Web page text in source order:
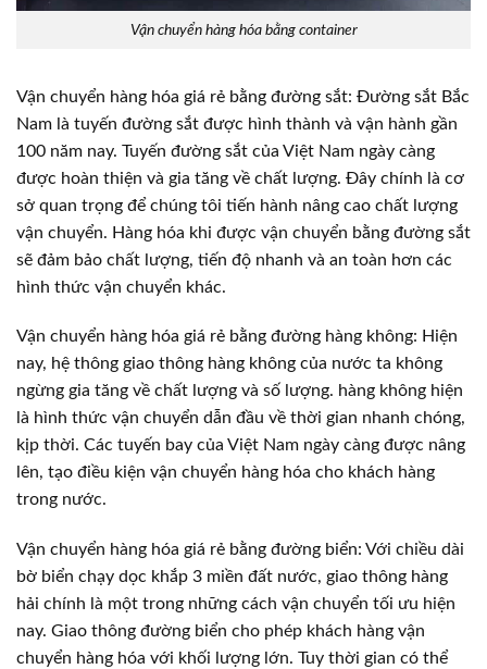
Vận chuyển hàng hóa bằng container
Vận chuyển hàng hóa giá rẻ bằng đường sắt: Đường sắt Bắc
Nam là tuyến đường sắt được hình thành và vận hành gần
100 năm nay. Tuyến đường sắt của Việt Nam ngày càng
được hoàn thiện và gia tăng về chất lượng. Đây chính là cơ
sở quan trọng để chúng tôi tiến hành nâng cao chất lượng
vận chuyển. Hàng hóa khi được vận chuyển bằng đường sắt
sẽ đảm bảo chất lượng, tiến độ nhanh và an toàn hơn các
hình thức vận chuyển khác.
Vận chuyển hàng hóa giá rẻ bằng đường hàng không: Hiện
nay, hệ thông giao thông hàng không của nước ta không
ngừng gia tăng về chất lượng và số lượng. hàng không hiện
là hình thức vận chuyển dẫn đầu về thời gian nhanh chóng,
kịp thời. Các tuyến bay của Việt Nam ngày càng được nâng
lên, tạo điều kiện vận chuyển hàng hóa cho khách hàng
trong nước.
Vận chuyển hàng hóa giá rẻ bằng đường biển: Với chiều dài
bờ biển chạy dọc khắp 3 miền đất nước, giao thông hàng
hải chính là một trong những cách vận chuyển tối ưu hiện
nay. Giao thông đường biển cho phép khách hàng vận
chuyển hàng hóa với khối lượng lớn. Tuy thời gian có thể